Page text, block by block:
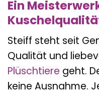
Ein
Steiff steht seit
Qualität und
Plüschtiere geht.
keine Ausnahme.